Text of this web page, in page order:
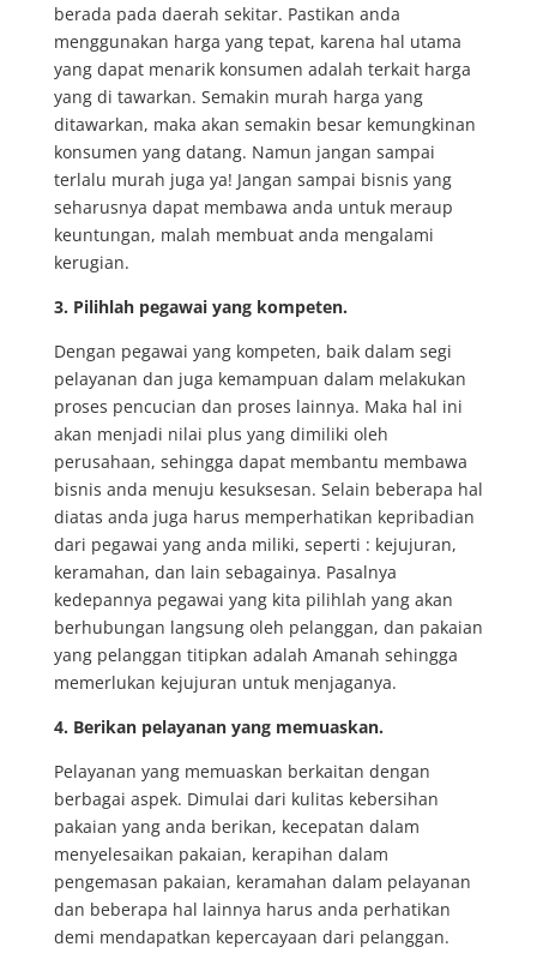
berada pada daerah sekitar. Pastikan anda
menggunakan harga yang tepat, karena hal utama
yang dapat menarik konsumen adalah terkait harga
yang di tawarkan. Semakin murah harga yang
ditawarkan, maka akan semakin besar kemungkinan
konsumen yang datang. Namun jangan sampai
terlalu murah juga ya! Jangan sampai bisnis yang
seharusnya dapat membawa anda untuk meraup
keuntungan, malah membuat anda mengalami
kerugian.
3. Pilihlah pegawai yang kompeten.
Dengan pegawai yang kompeten, baik dalam segi
pelayanan dan juga kemampuan dalam melakukan
proses pencucian dan proses lainnya. Maka hal ini
akan menjadi nilai plus yang dimiliki oleh
perusahaan, sehingga dapat membantu membawa
bisnis anda menuju kesuksesan. Selain beberapa hal
diatas anda juga harus memperhatikan kepribadian
dari pegawai yang anda miliki, seperti : kejujuran,
keramahan, dan lain sebagainya. Pasalnya
kedepannya pegawai yang kita pilihlah yang akan
berhubungan langsung oleh pelanggan, dan pakaian
yang pelanggan titipkan adalah Amanah sehingga
memerlukan kejujuran untuk menjaganya.
4. Berikan pelayanan yang memuaskan.
Pelayanan yang memuaskan berkaitan dengan
berbagai aspek. Dimulai dari kulitas kebersihan
pakaian yang anda berikan, kecepatan dalam
menyelesaikan pakaian, kerapihan dalam
pengemasan pakaian, keramahan dalam pelayanan
dan beberapa hal lainnya harus anda perhatikan
demi mendapatkan kepercayaan dari pelanggan.